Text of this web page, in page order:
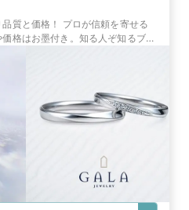
質と価格！ プロが信頼を寄せる
格はお墨付き。知る人ぞ知るブラ